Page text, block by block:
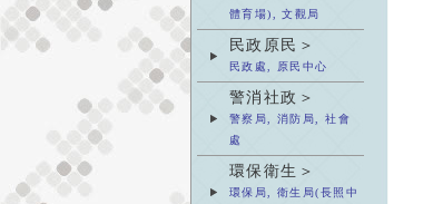
體育場), 文觀局
民政原民＞
民政處, 原民中心
警消社政＞
警察局, 消防局, 社會
處
環保衛生＞
環保局, 衛生局(長照中